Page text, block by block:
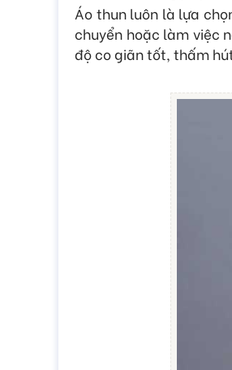
Áo thun luôn là lựa
chuyển hoặc làm việc
độ co giãn tốt, thấm